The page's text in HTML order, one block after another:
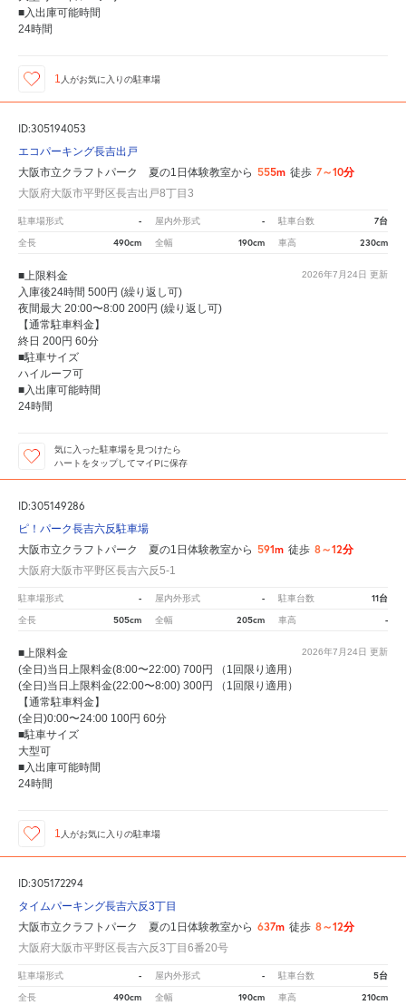
■入出庫可能時間
24時間
1 人がお気に入りの駐車場
ID:305194053
エコパーキング長吉出戸
大阪市立クラフトパーク 夏の1日体験教室から 555m 徒歩 7～10分
大阪府大阪市平野区長吉出戸8丁目3
駐車場形式 - 屋内外形式 - 駐車台数 7台
全長 490cm 全幅 190cm 車高 230cm
2026年7月24日 更新
■上限料金
入庫後24時間 500円 (繰り返し可)
夜間最大 20:00〜8:00 200円 (繰り返し可)
【通常駐車料金】
終日 200円 60分
■駐車サイズ
ハイルーフ可
■入出庫可能時間
24時間
気に入った駐車場を見つけたら
ハートをタップしてマイPに保存
ID:305149286
ピ！パーク長吉六反駐車場
大阪市立クラフトパーク 夏の1日体験教室から 591m 徒歩 8～12分
大阪府大阪市平野区長吉六反5-1
駐車場形式 - 屋内外形式 - 駐車台数 11台
全長 505cm 全幅 205cm 車高 -
2026年7月24日 更新
■上限料金
(全日)当日上限料金(8:00〜22:00) 700円 （1回限り適用）
(全日)当日上限料金(22:00〜8:00) 300円 （1回限り適用）
【通常駐車料金】
(全日)0:00〜24:00 100円 60分
■駐車サイズ
大型可
■入出庫可能時間
24時間
1 人がお気に入りの駐車場
ID:305172294
タイムパーキング長吉六反3丁目
大阪市立クラフトパーク 夏の1日体験教室から 637m 徒歩 8～12分
大阪府大阪市平野区長吉六反3丁目6番20号
駐車場形式 - 屋内外形式 - 駐車台数 5台
全長 490cm 全幅 190cm 車高 210cm